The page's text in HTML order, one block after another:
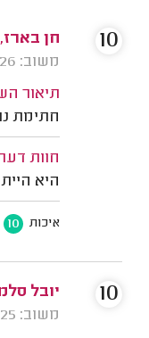
חן
משוב: 17/03/2026
תיאור
חתימת
חוות
היא
איכות 10
10
יובל
משוב: 26/09/2025
10